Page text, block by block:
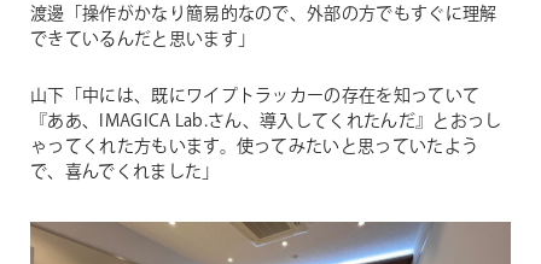
渡邊「操作がかなり簡易的なので、外部の方でもすぐに理解
できているんだと思います」
山下「中には、既にワイプトラッカーの存在を知っていて
『ああ、IMAGICA Lab.さん、導入してくれたんだ』とおっし
ゃってくれた方もいます。使ってみたいと思っていたよう
で、喜んでくれました」